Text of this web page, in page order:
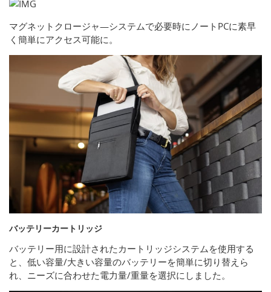
マグネットクロージャ―システムで必要時にノートPCに素早
く簡単にアクセス可能に。
バッテリーカートリッジ
バッテリー用に設計されたカートリッジシステムを使用する
と、低い容量/大きい容量のバッテリーを簡単に切り替えら
れ、ニーズに合わせた電力量/重量を選択にしました。